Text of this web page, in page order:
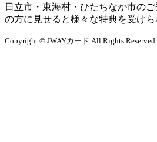
日立市・東海村・ひたちなか市の
の方に見せると様々な特典を受けら
Copyright © JWAYカード All Rights Reserved.